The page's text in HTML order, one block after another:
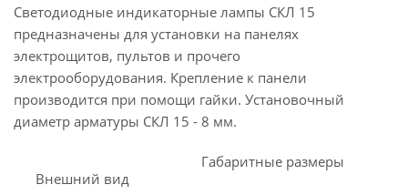
Светодиодные индикаторные лампы СКЛ 15
предназначены для установки на панелях
электрощитов, пультов и прочего
электрооборудования. Крепление к панели
производится при помощи гайки. Установочный
диаметр арматуры СКЛ 15 - 8 мм.
Внешний вид
Габаритные размеры